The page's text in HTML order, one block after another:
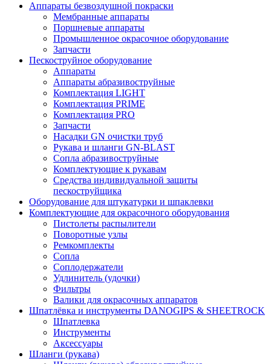
Аппараты безвоздушной покраски
Мембранные аппараты
Поршневые аппараты
Промышленное окрасочное оборудование
Запчасти
Пескоструйное оборудование
Аппараты
Аппараты абразивоструйные
Комплектация LIGHT
Комплектация PRIME
Комплектация PRO
Запчасти
Насадки GN очистки труб
Рукава и шланги GN-BLAST
Сопла абразивоструйные
Комплектующие к рукавам
Средства индивидуальной защиты
пескоструйщика
Оборудование для штукатурки и шпаклевки
Комплектующие для окрасочного оборудования
Пистолеты распылители
Поворотные узлы
Ремкомплекты
Сопла
Соплодержатели
Удлинитель (удочки)
Фильтры
Валики для окрасочных аппаратов
Шпатлёвка и инструменты DANOGIPS & SHEETROCK
Шпатлевка
Инструменты
Аксессуары
Шланги (рукава)